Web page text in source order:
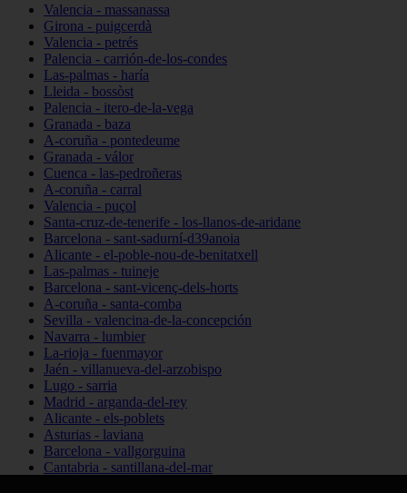
Valencia - massanassa
Girona - puigcerdà
Valencia - petrés
Palencia - carrión-de-los-condes
Las-palmas - haría
Lleida - bossòst
Palencia - itero-de-la-vega
Granada - baza
A-coruña - pontedeume
Granada - válor
Cuenca - las-pedroñeras
A-coruña - carral
Valencia - puçol
Santa-cruz-de-tenerife - los-llanos-de-aridane
Barcelona - sant-sadurní-d39anoia
Alicante - el-poble-nou-de-benitatxell
Las-palmas - tuineje
Barcelona - sant-vicenç-dels-horts
A-coruña - santa-comba
Sevilla - valencina-de-la-concepción
Navarra - lumbier
La-rioja - fuenmayor
Jaén - villanueva-del-arzobispo
Lugo - sarria
Madrid - arganda-del-rey
Alicante - els-poblets
Asturias - laviana
Barcelona - vallgorguina
Cantabria - santillana-del-mar